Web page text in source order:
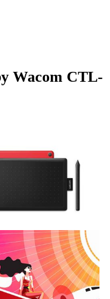
Wacom CTL-